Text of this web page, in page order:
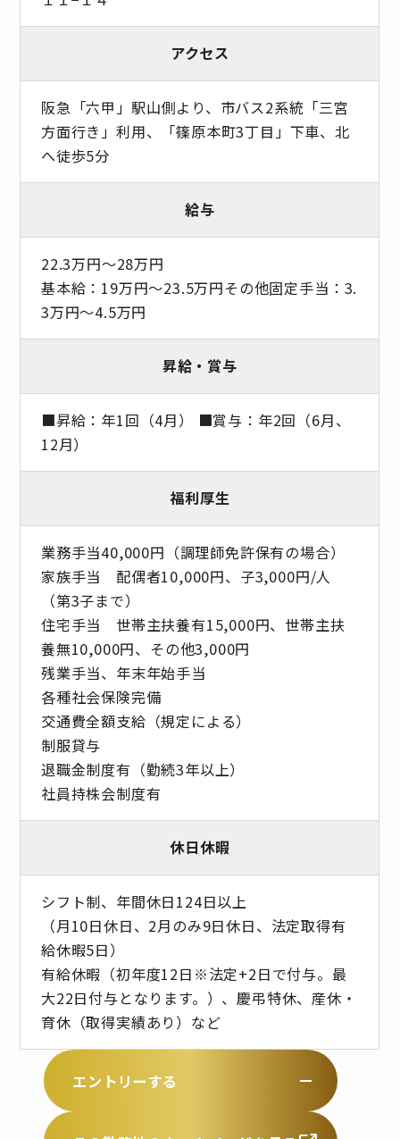
アクセス
阪急「六甲」駅山側より、市バス2系統「三宮
方面行き」利用、「篠原本町3丁目」下車、北
へ徒歩5分
給与
22.3万円～28万円
基本給：19万円～23.5万円その他固定手当：3.
3万円～4.5万円
昇給・賞与
■昇給：年1回（4月） ■賞与：年2回（6月、
12月）
福利厚生
業務手当40,000円（調理師免許保有の場合）
家族手当 配偶者10,000円、子3,000円/人
（第3子まで）
住宅手当 世帯主扶養有15,000円、世帯主扶
養無10,000円、その他3,000円
残業手当、年末年始手当
各種社会保険完備
交通費全額支給（規定による）
制服貸与
退職金制度有（勤続3年以上）
社員持株会制度有
休日休暇
シフト制、年間休日124日以上
（月10日休日、2月のみ9日休日、法定取得有
給休暇5日）
有給休暇（初年度12日※法定+2日で付与。最
大22日付与となります。）、慶弔特休、産休・
育休（取得実績あり）など
エントリーする